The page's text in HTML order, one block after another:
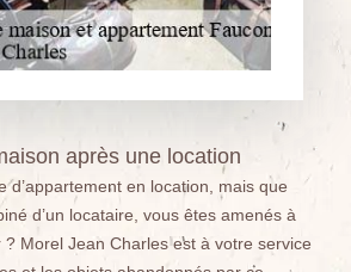
après une location
d’appartement en location, mais que
d’un locataire, vous êtes amenés à
Morel Jean Charles est à votre service